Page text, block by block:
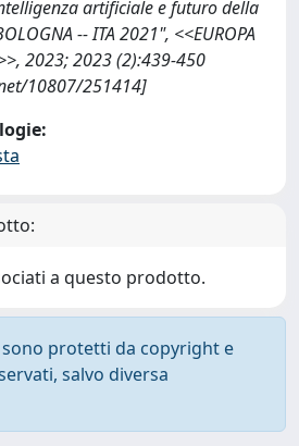
artificiale e futuro della
-- ITA 2021", <<EUROPA
2023; 2023 (2):439-450
10807/251414]
a questo prodotto.
protetti da copyright e
salvo diversa